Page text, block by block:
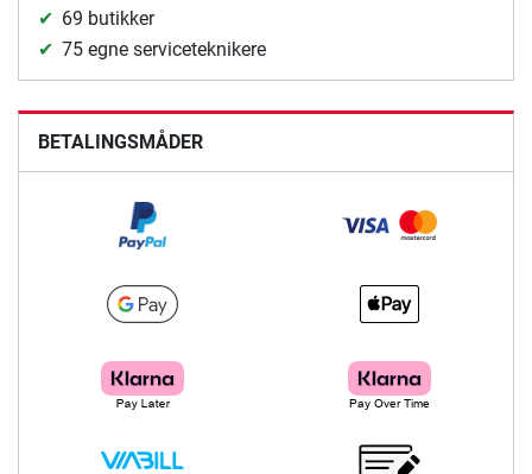
69 butikker
75 egne serviceteknikere
BETALINGSMÅDER